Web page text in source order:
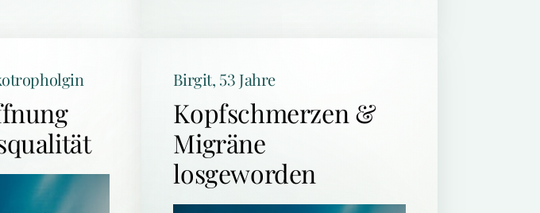
Birgit, 53 Jahre
Kopfschmerzen &
Migräne
losgeworden